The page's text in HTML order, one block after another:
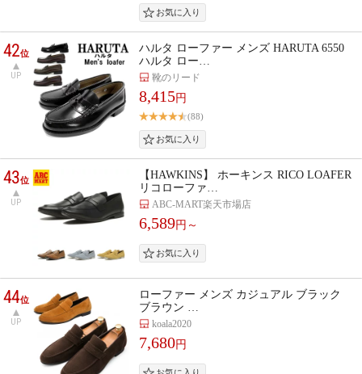
42位
UP
ハルタ ローファー メンズ HARUTA 6550
ハルタ ロー…
靴のリード
8,415円
(88)
43位
UP
【HAWKINS】 ホーキンス RICO LOAFER
リコローファ…
ABC-MART楽天市場店
6,589円～
44位
UP
ローファー メンズ カジュアル ブラック
ブラウン …
koala2020
7,680円